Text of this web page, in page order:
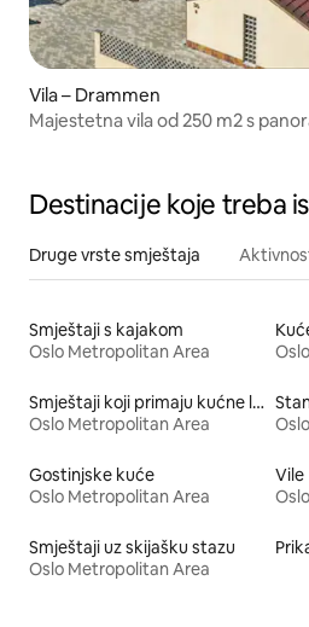
Vila – Drammen
Majestetna vila od 250 m2 s
Destinacije koje treba
Druge vrste smještaja
Smještaji s kajakom
Oslo Metropolitan Area
Smještaji koji primaju kućne ljubimce
Oslo Metropolitan Area
Gostinjske kuće
Oslo Metropolitan Area
Vile
Smještaji uz skijašku stazu
Oslo Metropolitan Area